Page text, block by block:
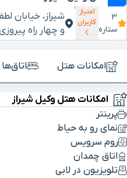
3
ستاره
امتیاز
کاربران
شیراز، خیابان
و چهار راه
امکانات هتل اتاق‌ها
امکانات هتل وکیل شیراز
پرینتر
نمای رو به حیاط
روم سرویس
اتاق چمدان
تلویزیون در لابی